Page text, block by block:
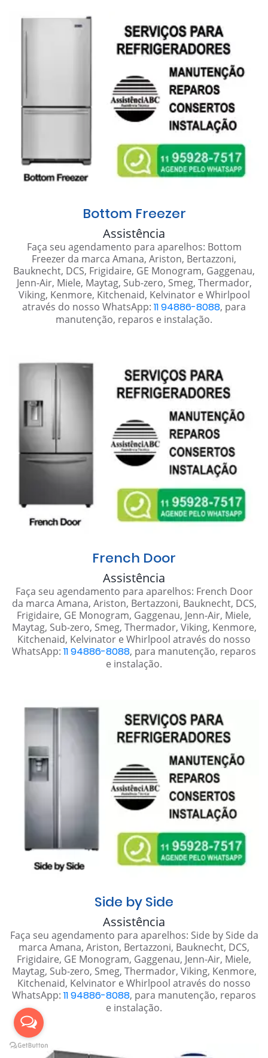
Bottom Freezer
Assistência
Faça seu agendamento para aparelhos: Bottom
Freezer da marca Amana, Ariston, Bertazzoni,
Bauknecht, DCS, Frigidaire, GE Monogram, Gaggenau,
Jenn-Air, Miele, Maytag, Sub-zero, Smeg, Thermador,
Viking, Kenmore, Kitchenaid, Kelvinator e Whirlpool
através do nosso WhatsApp: 11 94886-8088, para
manutenção, reparos e instalação.
French Door
Assistência
Faça seu agendamento para aparelhos: French Door
da marca Amana, Ariston, Bertazzoni, Bauknecht, DCS,
Frigidaire, GE Monogram, Gaggenau, Jenn-Air, Miele,
Maytag, Sub-zero, Smeg, Thermador, Viking, Kenmore,
Kitchenaid, Kelvinator e Whirlpool através do nosso
WhatsApp: 11 94886-8088, para manutenção, reparos
e instalação.
Side by Side
Assistência
Faça seu agendamento para aparelhos: Side by Side da
marca Amana, Ariston, Bertazzoni, Bauknecht, DCS,
Frigidaire, GE Monogram, Gaggenau, Jenn-Air, Miele,
Maytag, Sub-zero, Smeg, Thermador, Viking, Kenmore,
Kitchenaid, Kelvinator e Whirlpool através do nosso
WhatsApp: 11 94886-8088, para manutenção, reparos
e instalação.